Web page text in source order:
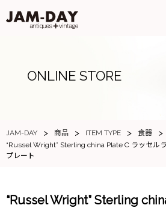
ONLINE STORE
JAM-DAY > 商品 > ITEM TYPE > 食器 >
“Russel Wright” Sterling china Plate C ラッセル
プレート
“Russel Wright” Sterling